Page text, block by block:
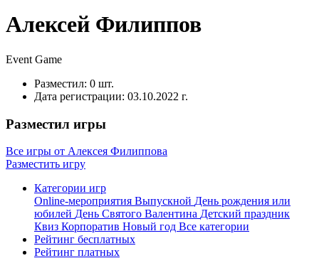
Алексей Филиппов
Event Game
Разместил: 0 шт.
Дата регистрации: 03.10.2022 г.
Разместил игры
Все игры от Алексея Филиппова
Разместить игру
Категории игр
Online-мероприятия Выпускной День рождения или
юбилей День Святого Валентина Детский праздник
Квиз Корпоратив Новый год Все категории
Рейтинг бесплатных
Рейтинг платных